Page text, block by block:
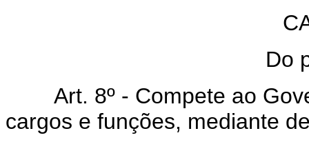
Do
Art. 8º - Compete ao
cargos e funções, mediante